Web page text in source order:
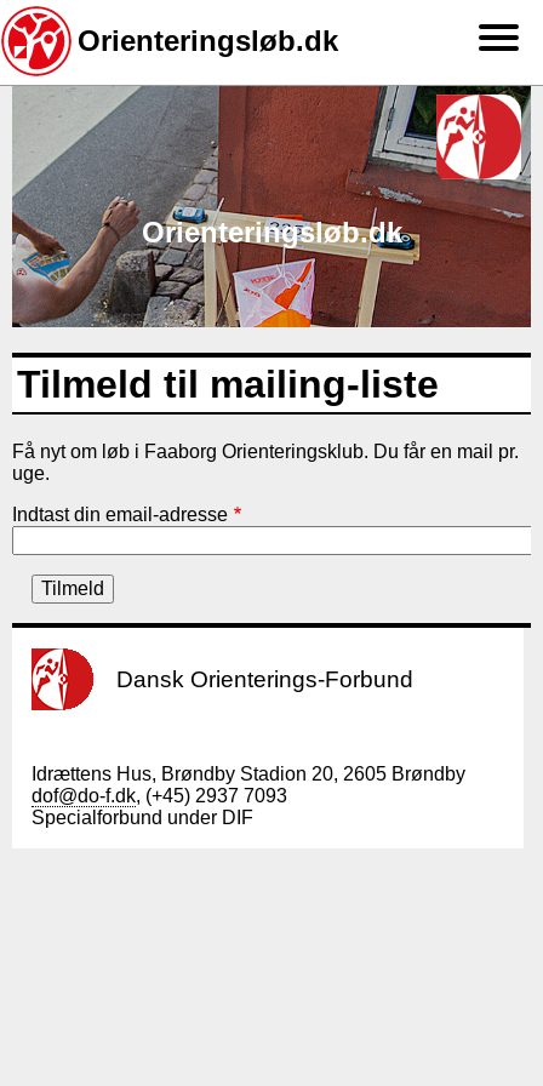
hovedindhold
Orienteringsløb.dk
Orienteringsløb.dk
Tilmeld til mailing-liste
Få nyt om løb i Faaborg Orienteringsklub. Du får en mail pr.
uge.
Indtast din email-adresse
Dansk Orienterings-Forbund
Idrættens Hus, Brøndby Stadion 20, 2605 Brøndby
dof@do-f.dk, (+45) 2937 7093
Specialforbund under DIF